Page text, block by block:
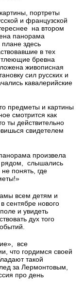
портреты
и французской
на втором
панорама
здесь
в тех
бревна
живописная
сил русских и
кавалерийские
предметы и картины
смотрится как
ты действительно
свидетелем
произвела
рядом, слышались
понять, где
всем детям и
сентябре нового
и увидеть
дух того
все
что гордимся своей
такой
за Лермонтовым,
про день